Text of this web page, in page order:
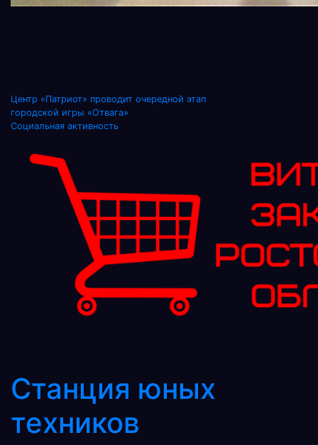
Навигация
по
записям
Центр «Патриот» проводит очередной этап
городской игры «Отвага»
Социальная активность
Станция юных
техников